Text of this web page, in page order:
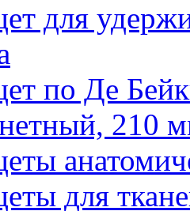
для
по Де
210
для